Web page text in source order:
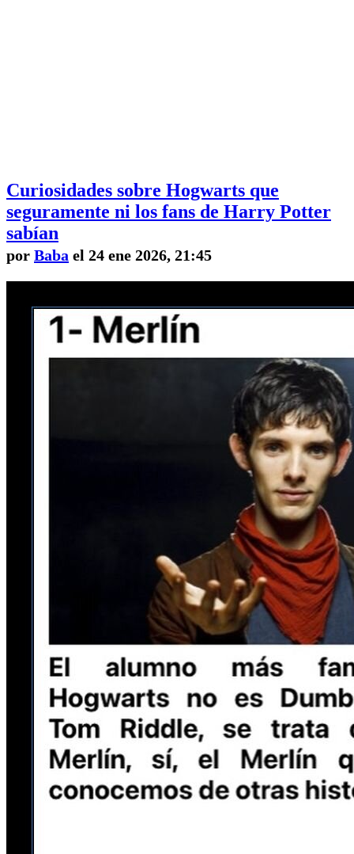
Curiosidades sobre Hogwarts que
seguramente ni los fans de Harry Potter
sabían
por Baba el 24 ene 2026, 21:45